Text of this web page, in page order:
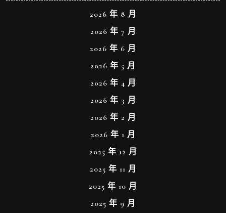
2026 年 8 月
2026 年 7 月
2026 年 6 月
2026 年 5 月
2026 年 4 月
2026 年 3 月
2026 年 2 月
2026 年 1 月
2025 年 12 月
2025 年 11 月
2025 年 10 月
2025 年 9 月